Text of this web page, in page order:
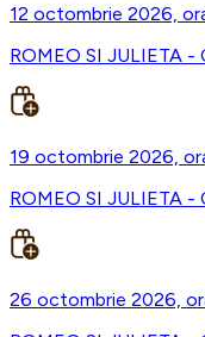
12 octombrie 2026,
ROMEO SI JULIETA -
19 octombrie 2026,
ROMEO SI JULIETA
26 octombrie 2026,